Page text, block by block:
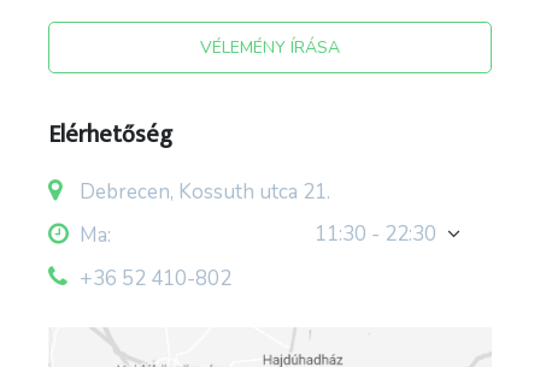
VÉLEMÉNY ÍRÁSA
Elérhetőség
Debrecen, Kossuth utca 21.
Ma:
11:30 - 22:30
+36 52 410-802